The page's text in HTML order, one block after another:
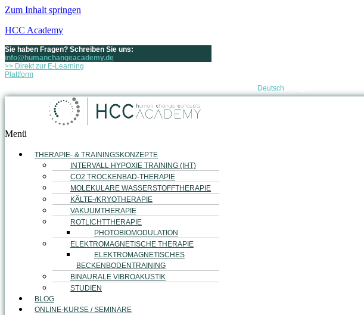
Zum Inhalt springen
HCC Academy
Sie haben Fragen? Schreiben Sie uns:
info@humanchangeacademy.de
>> Direkt zur E-Learning
Plattform
Deutsch
Menü
THERAPIE- & TRAININGSKONZEPTE
INTERVALL HYPOXIE TRAINING (IHT)
CO2 TROCKENBAD-THERAPIE
MOLEKULARE WASSERSTOFFTHERAPIE
KÄLTE-/KRYOTHERAPIE
VAKUUMTHERAPIE
ROTLICHTTHERAPIE
PHOTOBIOMODULATION
ELEKTROMAGNETISCHE THERAPIE
ELEKTROMAGNETISCHES
BECKENBODENTRAINING
BINAURALE VIBROAKUSTIK
STUDIEN
BLOG
ONLINE-KURSE / SEMINARE